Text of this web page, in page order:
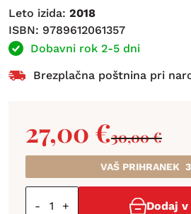
Leto izida: 2018
ISBN: 9789612061357
Dobavni rok 2-5 dni
Brezplačna poštnina pri
30,00€
27,00 €
VAŠ PRIHRANEK
- + Dodaj